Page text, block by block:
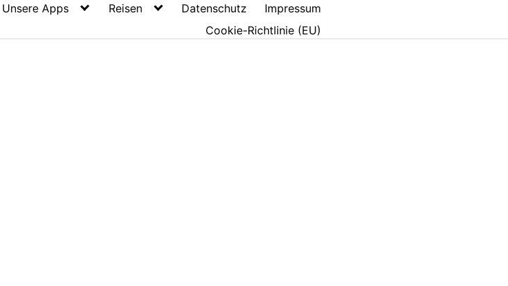
Unsere Apps Reisen Datenschutz
Impressum
Cookie-Richtlinie (EU)